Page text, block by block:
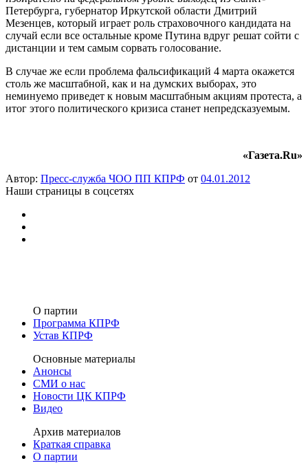
Петербурга, губернатор Иркутской области Дмитрий
Мезенцев, который играет роль страховочного кандидата на
случай если все остальные кроме Путина вдруг решат сойти с
дистанции и тем самым сорвать голосование.
В случае же если проблема фальсификаций 4 марта окажется
столь же масштабной, как и на думских выборах, это
неминуемо приведет к новым масштабным акциям протеста, а
итог этого политического кризиса станет непредсказуемым.
«Газета.Ru»
Автор: Пресс-служба ЧОО ПП КПРФ от 04.01.2012
Наши страницы в соцсетях
О партии
Программа КПРФ
Устав КПРФ
Основные материалы
Анонсы
СМИ о нас
Новости ЦК КПРФ
Видео
Архив материалов
Краткая справка
О партии